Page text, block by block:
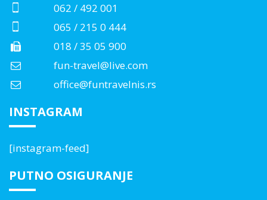
062 / 492 001
065 / 215 0 444
018 / 35 05 900
fun-travel@live.com
office@funtravelnis.rs
INSTAGRAM
[instagram-feed]
PUTNO OSIGURANJE